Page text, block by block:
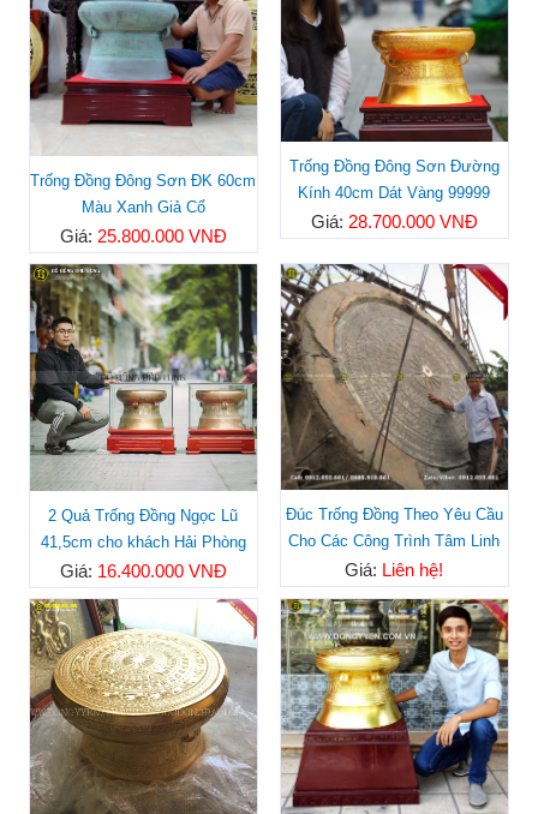
Trống Đồng Đông Sơn ĐK 60cm
Màu Xanh Giả Cổ
Giá: 25.800.000 VNĐ
Trống Đồng Đông Sơn Đường
Kính 40cm Dát Vàng 99999
Giá: 28.700.000 VNĐ
2 Quả Trống Đồng Ngọc Lũ
41,5cm cho khách Hải Phòng
Giá: 16.400.000 VNĐ
Đúc Trống Đồng Theo Yêu Cầu
Cho Các Công Trình Tâm Linh
Giá: Liên hệ!